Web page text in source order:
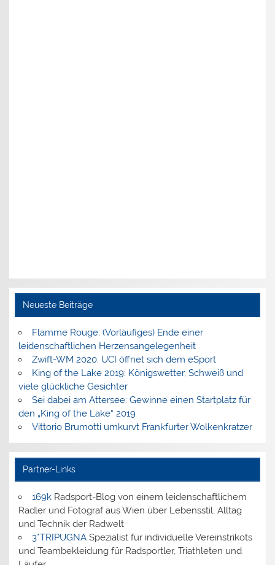
Neueste Beiträge
Flamme Rouge: (Vorläufiges) Ende einer
leidenschaftlichen Herzensangelegenheit
Zwift-WM 2020: UCI öffnet sich dem eSport
King of the Lake 2019: Königswetter, Schweiß und
viele glückliche Gesichter
Sei dabei am Attersee: Gewinne einen Startplatz für
den „King of the Lake“ 2019
Vittorio Brumotti umkurvt Frankfurter Wolkenkratzer
Partner-Links
169kRadsport-Blog von einem leidenschaftlichem
Radler und Fotograf aus Wien über Lebensstil, Alltag
und Technik der Radwelt
3*TRIPUGNASpezialist für individuelle Vereinstrikots
und Teambekleidung für Radsportler, Triathleten und